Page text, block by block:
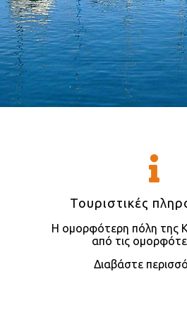
Τουριστικές
Η ομορφότερη πόλη της
από τις
Διαβάστε